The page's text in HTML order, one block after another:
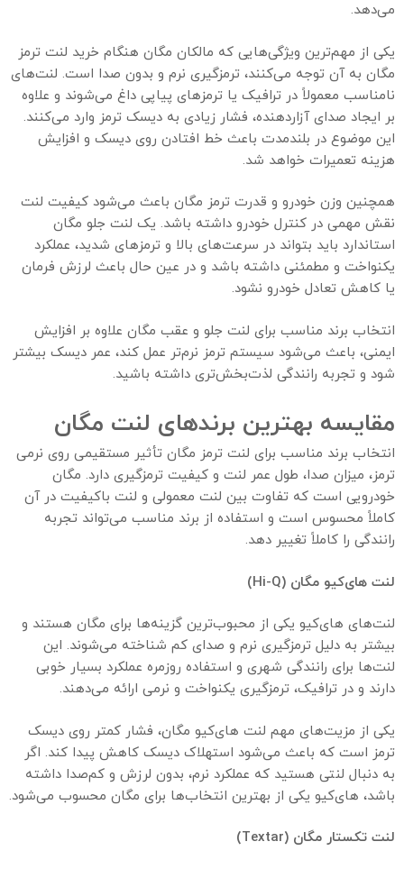
می‌دهد.
یکی از مهم‌ترین ویژگی‌هایی که مالکان مگان هنگام خرید لنت ترمز
مگان به آن توجه می‌کنند، ترمزگیری نرم و بدون صدا است. لنت‌های
نامناسب معمولاً در ترافیک یا ترمزهای پیاپی داغ می‌شوند و علاوه
بر ایجاد صدای آزاردهنده، فشار زیادی به دیسک ترمز وارد می‌کنند.
این موضوع در بلندمدت باعث خط افتادن روی دیسک و افزایش
هزینه تعمیرات خواهد شد.
همچنین وزن خودرو و قدرت ترمز مگان باعث می‌شود کیفیت لنت
نقش مهمی در کنترل خودرو داشته باشد. یک لنت جلو مگان
استاندارد باید بتواند در سرعت‌های بالا و ترمزهای شدید، عملکرد
یکنواخت و مطمئنی داشته باشد و در عین حال باعث لرزش فرمان
یا کاهش تعادل خودرو نشود.
انتخاب برند مناسب برای لنت جلو و عقب مگان علاوه بر افزایش
ایمنی، باعث می‌شود سیستم ترمز نرم‌تر عمل کند، عمر دیسک بیشتر
شود و تجربه رانندگی لذت‌بخش‌تری داشته باشید.
مقایسه بهترین برندهای لنت مگان
انتخاب برند مناسب برای لنت ترمز مگان تأثیر مستقیمی روی نرمی
ترمز، میزان صدا، طول عمر لنت و کیفیت ترمزگیری دارد. مگان
خودرویی است که تفاوت بین لنت معمولی و لنت باکیفیت در آن
کاملاً محسوس است و استفاده از برند مناسب می‌تواند تجربه
رانندگی را کاملاً تغییر دهد.
لنت های‌کیو مگان (Hi-Q)
لنت‌های های‌کیو یکی از محبوب‌ترین گزینه‌ها برای مگان هستند و
بیشتر به دلیل ترمزگیری نرم و صدای کم شناخته می‌شوند. این
لنت‌ها برای رانندگی شهری و استفاده روزمره عملکرد بسیار خوبی
دارند و در ترافیک، ترمزگیری یکنواخت و نرمی ارائه می‌دهند.
یکی از مزیت‌های مهم لنت های‌کیو مگان، فشار کمتر روی دیسک
ترمز است که باعث می‌شود استهلاک دیسک کاهش پیدا کند. اگر
به دنبال لنتی هستید که عملکرد نرم، بدون لرزش و کم‌صدا داشته
باشد، های‌کیو یکی از بهترین انتخاب‌ها برای مگان محسوب می‌شود.
لنت تکستار مگان (Textar)